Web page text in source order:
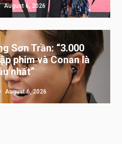
August 6, 2026
Sơn Trần: “3.000
phim và Conan là
nhất”
August 6, 2026